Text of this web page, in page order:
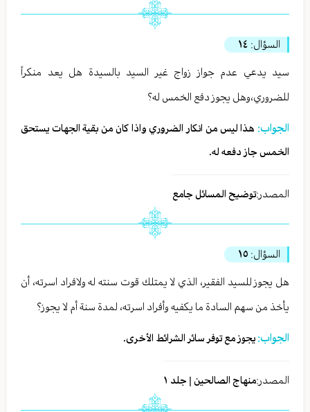
السؤال: ١٤
سيد يدعي عدم جواز زواج غير السيد بالسيدة هل يعد منكراً
للضروري،وهل يجوز دفع الخمس له؟
الجواب: هذا ليس من انكار الضروري واذا كان من بقية الجهات يستحق
الخمس جاز دفعه له.
المصدر:توضيح المسائل جامع
السؤال: ١٥
هل يجوز للسيد الفقير، الذي لا يمتلك قوت سنته له ولافراد اسرته، أن
يأخذ من سهم السادة ما يكفيه وأفراد اسرته، لمدة سنة أم لا يجوز؟
الجواب: يجوز مع توفر سائر الشرائط الأخرى.
المصدر:منهاج الصالحين | جلد ١